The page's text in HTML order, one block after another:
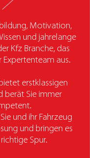
Motivation,
und jahrelange
Kfz Branche, das
Expertenteam aus.
erstklassigen
berät Sie immer
und ihr Fahrzeug
und bringen es
Spur.